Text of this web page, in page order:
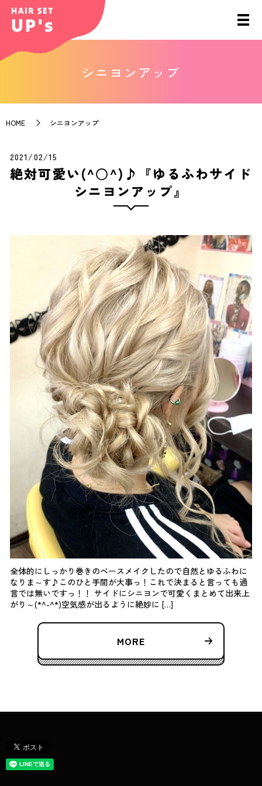
シニヨンアップ
HOME シニヨンアップ
2021/02/15
絶対可愛い(^○^)♪『ゆるふわサイド
シニヨンアップ』
全体的にしっかり巻きのベースメイクしたので自然とゆるふわに
なりま～す♪このひと手間が大事っ！これで決まると言っても過
言では無いですっ！！ サイドにシニヨンで可愛くまとめて出来上
がり～(*^-^*)空気感が出るように絶妙に […]
MORE